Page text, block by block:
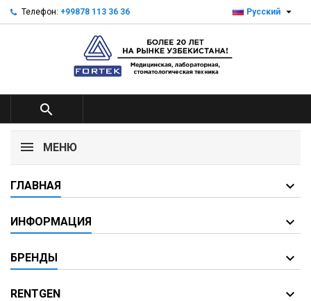
Телефон: +99878 113 36 36 Русский 

МЕНЮ
ГЛАВНАЯ
ИНФОРМАЦИЯ
БРЕНДЫ
RENTGEN